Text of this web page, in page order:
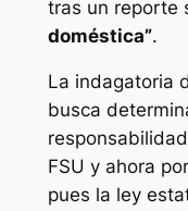
tras un reporte
doméstica”.
La indagatoria
busca
FSU y ahora
pues la ley